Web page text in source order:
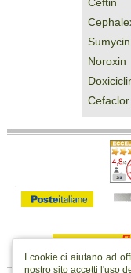
Sumycin
Noroxin
Cefaclor
I cookie ci aiutano ad
nostro sito accetti l'uso